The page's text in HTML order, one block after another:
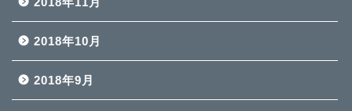
2018年10月
2018年9月